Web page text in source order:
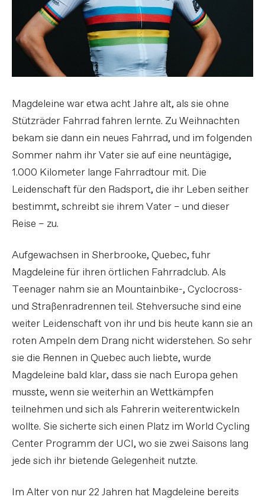
Magdeleine war etwa acht Jahre alt, als sie ohne
Stützräder Fahrrad fahren lernte. Zu Weihnachten
bekam sie dann ein neues Fahrrad, und im folgenden
Sommer nahm ihr Vater sie auf eine neuntägige,
1.000 Kilometer lange Fahrradtour mit. Die
Leidenschaft für den Radsport, die ihr Leben seither
bestimmt, schreibt sie ihrem Vater – und dieser
Reise – zu.
Aufgewachsen in Sherbrooke, Quebec, fuhr
Magdeleine für ihren örtlichen Fahrradclub. Als
Teenager nahm sie an Mountainbike-, Cyclocross-
und Straßenradrennen teil. Stehversuche sind eine
weiter Leidenschaft von ihr und bis heute kann sie an
roten Ampeln dem Drang nicht widerstehen. So sehr
sie die Rennen in Quebec auch liebte, wurde
Magdeleine bald klar, dass sie nach Europa gehen
musste, wenn sie weiterhin an Wettkämpfen
teilnehmen und sich als Fahrerin weiterentwickeln
wollte. Sie sicherte sich einen Platz im World Cycling
Center Programm der UCI, wo sie zwei Saisons lang
jede sich ihr bietende Gelegenheit nutzte.
Im Alter von nur 22 Jahren hat Magdeleine bereits